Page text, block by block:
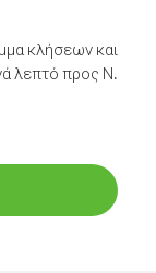
κλήσεων και
λεπτό προς Ν.